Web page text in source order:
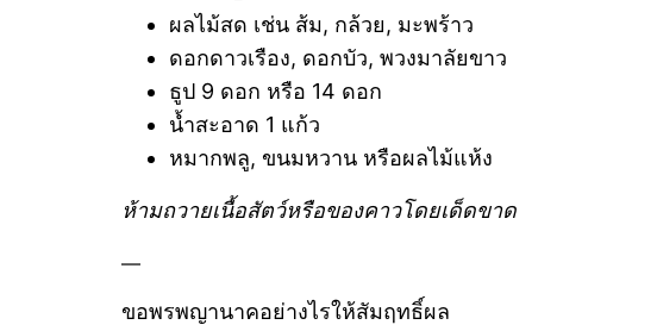
ผลไม้สด เช่น ส้ม, กล้วย, มะพร้าว
ดอกดาวเรือง, ดอกบัว, พวงมาลัยขาว
ธูป 9 ดอก หรือ 14 ดอก
น้ำสะอาด 1 แก้ว
หมากพลู, ขนมหวาน หรือผลไม้แห้ง
ห้ามถวายเนื้อสัตว์หรือของคาวโดยเด็ดขาด
—
ขอพรพญานาคอย่างไรให้สัมฤทธิ์ผล